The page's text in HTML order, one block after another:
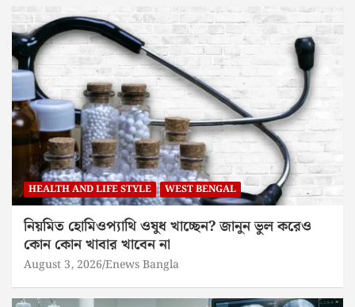
HEALTH AND LIFE STYLE WEST BENGAL
নিয়মিত হোমিওপ্যাথি ওষুধ খাচ্ছেন? জানুন ভুল করেও
কোন কোন খাবার খাবেন না
August 3, 2026 Enews Bangla